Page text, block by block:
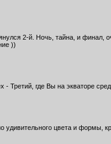
2-й. Ночь, тайна, и финал,
))
- Третий, где Вы на экваторе
удивительного цвета и формы,